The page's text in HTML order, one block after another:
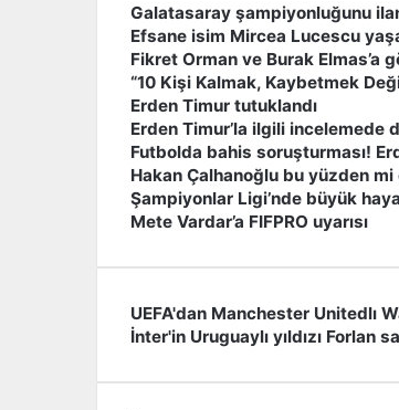
Galatasaray şampiyonluğunu
Efsane isim Mircea Lucescu
Fikret Orman ve Burak Elmas’a
“10 Kişi Kalmak, Kaybetmek
Erden Timur tutuklandı
Erden Timur’la ilgili
Futbolda bahis soruşturması!
Hakan Çalhanoğlu bu yüzden
Şampiyonlar Ligi’nde büyük
Mete Vardar’a FIFPRO uyarısı
U
E
A
UEFA'dan Manchester Unitedlı
İ
t
İnter'in Uruguaylı yıldızı Forlan